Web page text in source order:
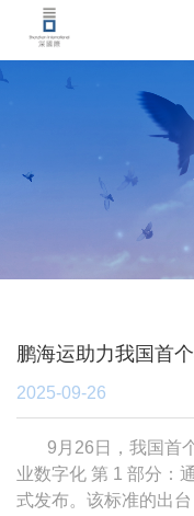
鹏海运助力我国首
2025-09-26
9月26日，我国首
业数字化 第 1 部分：
式发布。该标准的出